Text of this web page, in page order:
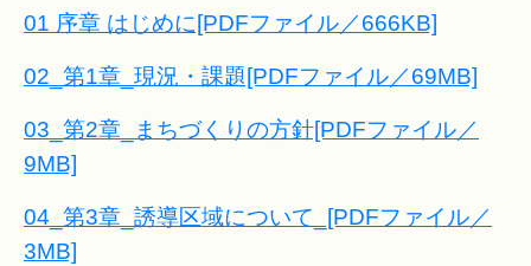
01 序章 はじめに[PDFファイル／666KB]
02_第1章_現況・課題[PDFファイル／69MB]
03_第2章_まちづくりの方針[PDFファイル／
9MB]
04_第3章_誘導区域について_[PDFファイル／
3MB]